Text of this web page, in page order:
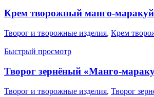
Крем творожный манго-
Творог и творожные изделия, Крем
Быстрый просмотр
Творог зернёный «Манго-
Творог и творожные изделия, Творог